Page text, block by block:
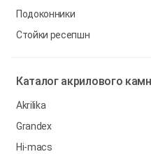
Подоконники
Стойки ресепшн
Каталог акрилового
Akrilika
Grandex
Hi-macs